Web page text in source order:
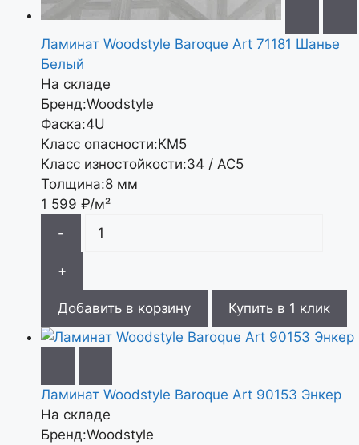
Ламинат Woodstyle Baroque Art 71181 Шанье
Белый
На складе
Бренд:Woodstyle
Фаска:4U
Класс опасности:КМ5
Класс изностойкости:34 / АС5
Толщина:8 мм
1 599 ₽/м²
-
+
Добавить в корзину Купить в 1 клик
Ламинат Woodstyle Baroque Art 90153 Энкер
На складе
Бренд:Woodstyle